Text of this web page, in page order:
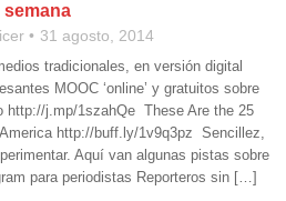
semana
31 agosto, 2014
tradicionales, en versión digital
MOOC ‘online’ y gratuitos sobre
http://j.mp/1szahQe These Are the 25
http://buff.ly/1v9q3pz Sencillez,
Aquí van algunas pistas sobre
para periodistas Reporteros sin […]